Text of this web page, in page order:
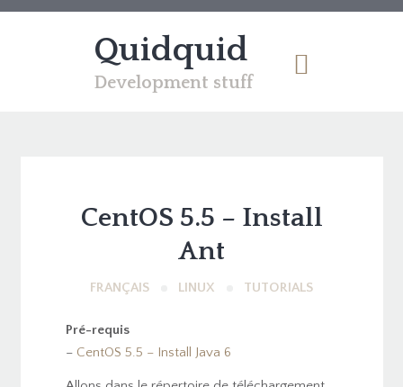
Quidquid
Development stuff
CentOS 5.5 – Install
Ant
FRANÇAIS LINUX TUTORIALS
Pré-requis
– CentOS 5.5 – Install Java 6